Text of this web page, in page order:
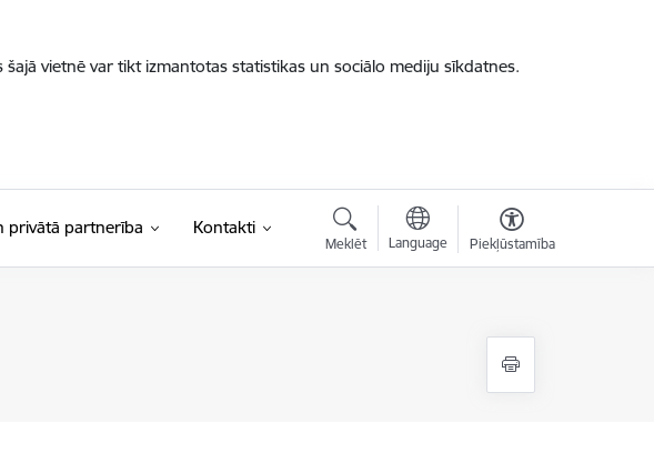
vietnē var tikt izmantotas statistikas un sociālo mediju sīkdatnes.
privātā partnerība Kontakti
Meklēt Language Piekļūstamība